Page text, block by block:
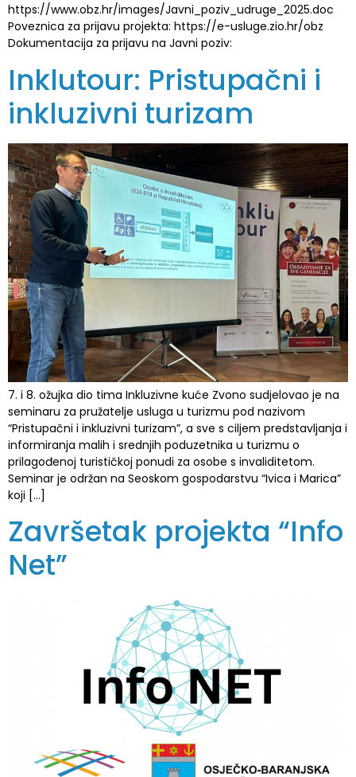
https://www.obz.hr/images/Javni_poziv_udruge_2025.doc
Poveznica za prijavu projekta: https://e-usluge.zio.hr/obz
Dokumentacija za prijavu na Javni poziv:
Inklutour: Pristupačni i
inkluzivni turizam
7. i 8. ožujka dio tima Inkluzivne kuće Zvono sudjelovao je na
seminaru za pružatelje usluga u turizmu pod nazivom
“Pristupačni i inkluzivni turizam”, a sve s ciljem predstavljanja i
informiranja malih i srednjih poduzetnika u turizmu o
prilagođenoj turističkoj ponudi za osobe s invaliditetom.
Seminar je održan na Seoskom gospodarstvu “Ivica i Marica”
koji […]
Završetak projekta “Info
Net”